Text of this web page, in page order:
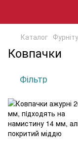
Каталог
Ковпачки
Фільтр